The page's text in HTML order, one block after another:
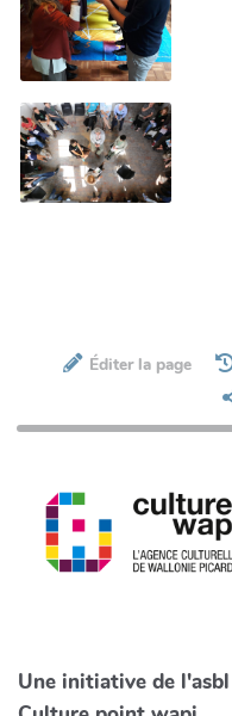
Éditer la page
Une initiative de l'asbl